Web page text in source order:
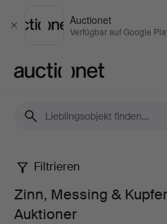
Schließen
Auctionet
Verfügbar auf Google
Zinn,
Messing
Filtrieren
Zinn, Messing &
Auktioner